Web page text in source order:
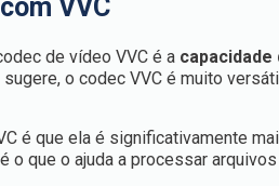
VVC
de vídeo VVC é a
o codec VVC é muito
é que ela é significativamente
que o ajuda a processar